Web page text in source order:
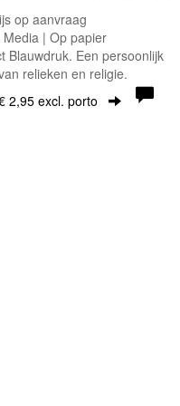
op aanvraag
| Op papier
Blauwdruk. Een persoonlijk
relieken en religie.
2,95 excl. porto